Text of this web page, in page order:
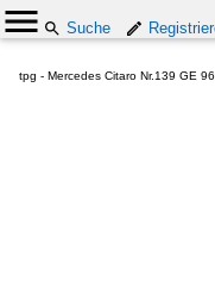
Suche
tpg - Mercedes Citaro Nr.139 GE